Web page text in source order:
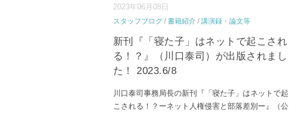
2023年06月08日
スタッフブログ/ 書籍紹介/ 講演録・論文等
新刊『「寝た子」はネットで起こされ
る！？』（川口泰司）が出版されまし
た！ 2023.6/8
川口泰司事務局長の新刊『「寝た子」はネットで起
こされる！？ーネット人権侵害と部落差別ー』（公